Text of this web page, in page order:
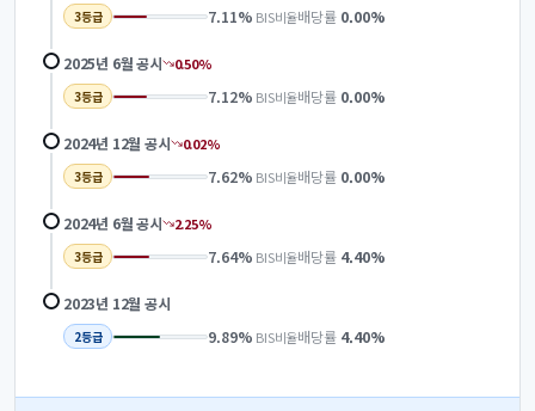
3등급 7.11% BIS비율배당률 0.00%
2025년 6월공시 0.50%
3등급 7.12% BIS비율배당률 0.00%
2024년 12월 공시 0.02%
3등급 7.62% BIS비율배당률 0.00%
2024년 6월공시 2.25%
3등급 7.64% BIS비율배당률 4.40%
2023년 12월 공시
2등급 9.89% BIS비율배당률 4.40%